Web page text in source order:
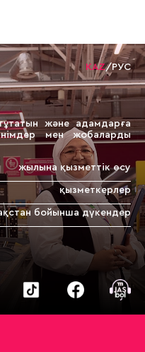
KAZ/РУС
тұтатынжәне адамдарға
мен жобаларды
жылына қызметтік өсу
қызметкерлер
бойынша дүкендер